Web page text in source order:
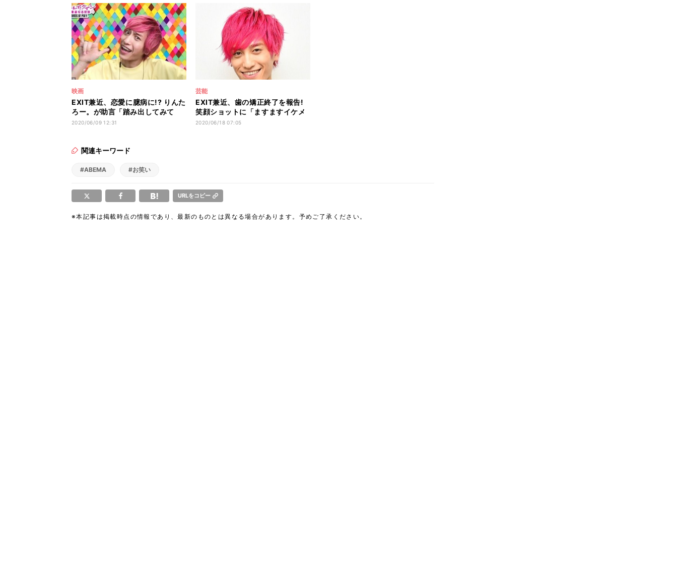
映画
EXIT兼近、恋愛に臆病に!? りんた
ろー。が助言「踏み出してみて
も…」
2020/06/09 12:31
芸能
EXIT兼近、歯の矯正終了を報告!
笑顔ショットに「ますますイケメ
ン」の声
2020/06/18 07:05
関連キーワード
#ABEMA #お笑い
URLをコピー
※本記事は掲載時点の情報であり、最新のものとは異なる場合があります。予めご了承ください。